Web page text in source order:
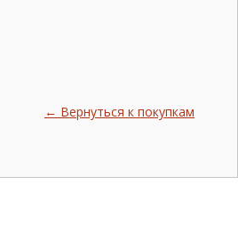
← Вернуться к покупкам